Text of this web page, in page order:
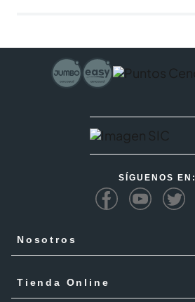
SÍGUENOS EN:
Nosotros
Responsabilidad Social
Tienda Online